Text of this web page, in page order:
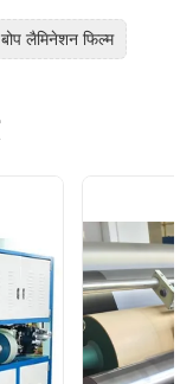
बोप लैमिनेशन फिल्म